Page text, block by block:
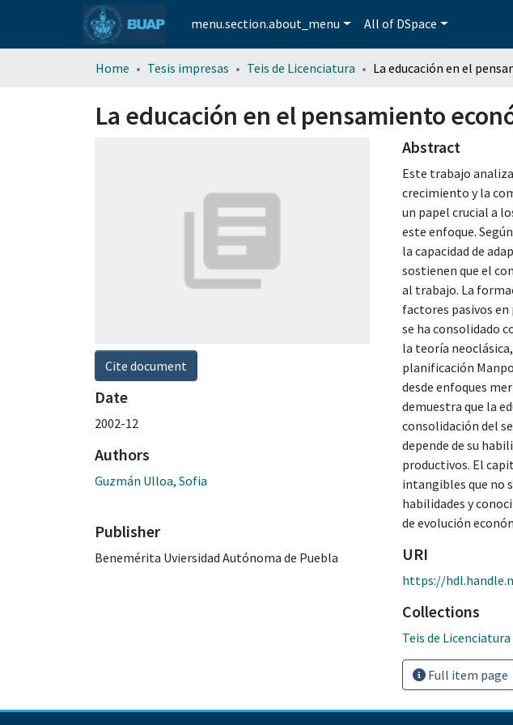
menu.section.about_menu All of DSpace
Home Tesis impresas Teis de Licenciatura
La educación en el pensamiento
Cite document
Date
2002-12
Authors
Guzmán Ulloa, Sofia
Publisher
Benemérita Uviersidad Autónoma de Puebla
Abstract
Este trabajo
crecimiento y la
un papel crucial a
este enfoque.
la capacidad de
sostienen que el
al trabajo. La
factores pasivos
se ha consolidado
la teoría
planificación
desde enfoques
demuestra que la
consolidación del
depende de su
productivos. El
intangibles que no
habilidades y
de evolución
URI
https://
Collections
Teis de Licenciatura
Full item page